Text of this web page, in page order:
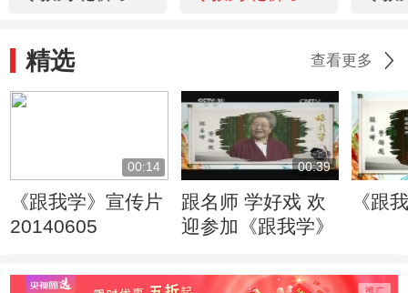
精选 查看更多
00:14
《跟我学》宣传片
20140605
00:39
跟名师 学好戏 欢
迎参加《跟我学》
《跟